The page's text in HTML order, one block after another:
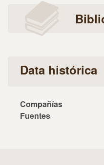
Data histórica
Compañías
Fuentes